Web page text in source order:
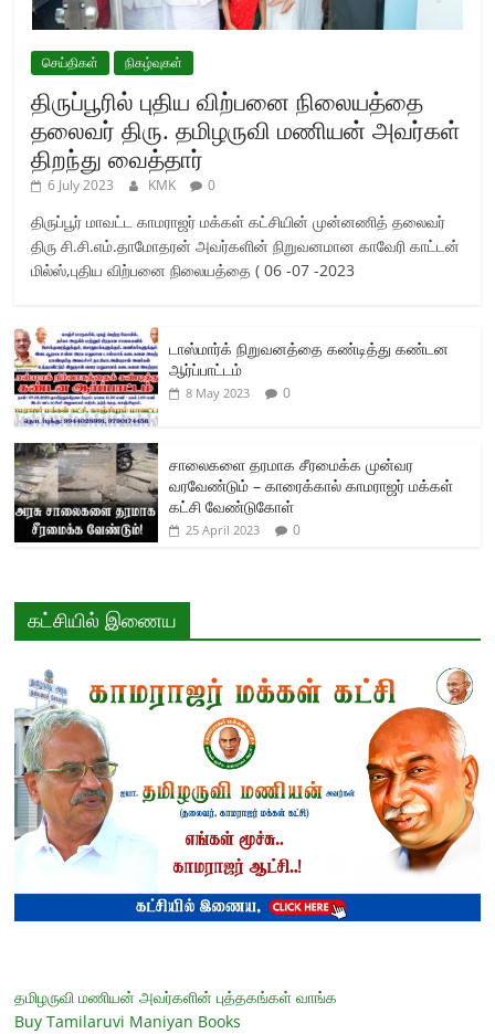
செய்திகள் நிகழ்வுகள்
திருப்பூரில் புதிய விற்பனை நிலையத்தை
தலைவர் திரு. தமிழருவி மணியன் அவர்கள்
திறந்து வைத்தார்
6 July 2023 KMK 0
திருப்பூர் மாவட்ட காமராஜர் மக்கள் கட்சியின் முன்னணித் தலைவர்
திரு சி.சி.எம்.தாமோதரன் அவர்களின் நிறுவனமான காவேரி காட்டன்
மில்ஸ்,புதிய விற்பனை நிலையத்தை ( 06 -07 -2023
டாஸ்மார்க் நிறுவனத்தை கண்டித்து கண்டன
ஆர்ப்பாட்டம்
8 May 2023 0
சாலைகளை தரமாக சீரமைக்க முன்வர
வரவேண்டும் – காரைக்கால் காமராஜர் மக்கள்
கட்சி வேண்டுகோள்
25 April 2023 0
கட்சியில் இணைய
தமிழருவி மணியன் அவர்களின் புத்தகங்கள் வாங்க
Buy Tamilaruvi Maniyan Books